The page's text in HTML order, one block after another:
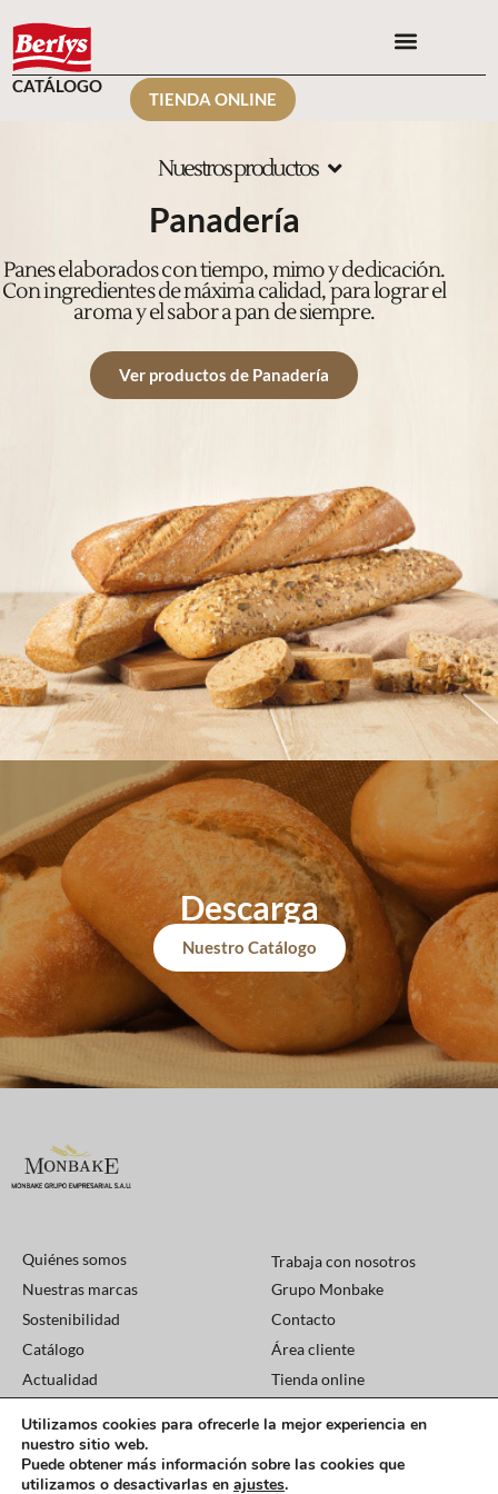
CATÁLOGO
TIENDA ONLINE
Nuestros productos
Panadería
Panes elaborados con tiempo, mimo y dedicación.
Con ingredientes de máxima calidad, para lograr el
aroma y el sabor a pan de siempre.
Ver productos de Panadería
Descarga
Nuestro Catálogo
Quiénes somos
Nuestras marcas
Sostenibilidad
Catálogo
Actualidad
Trabaja con nosotros
Grupo Monbake
Contacto
Área cliente
Tienda online
Aviso legal
Política de cookies
Copyright2026
Utilizamos cookies para ofrecerle la mejor experiencia en
nuestro sitio web.
Puede obtener más información sobre las cookies que
utilizamos o desactivarlas en ajustes.